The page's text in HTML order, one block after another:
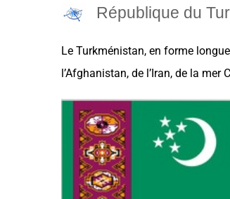
République du
Le Turkménistan, en forme
l’Afghanistan, de l’Iran, de la mer